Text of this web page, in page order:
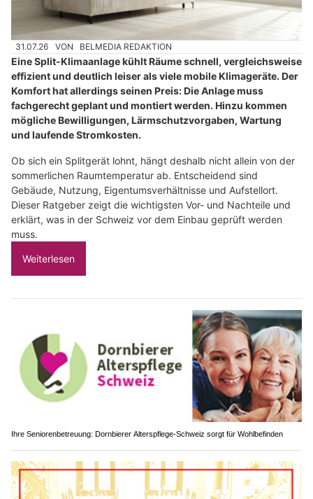
31.07.26 VON BELMEDIA REDAKTION
Eine Split-Klimaanlage kühlt Räume schnell, vergleichsweise
effizient und deutlich leiser als viele mobile Klimageräte. Der
Komfort hat allerdings seinen Preis: Die Anlage muss
fachgerecht geplant und montiert werden. Hinzu kommen
mögliche Bewilligungen, Lärmschutzvorgaben, Wartung
und laufende Stromkosten.
Ob sich ein Splitgerät lohnt, hängt deshalb nicht allein von der
sommerlichen Raumtemperatur ab. Entscheidend sind
Gebäude, Nutzung, Eigentumsverhältnisse und Aufstellort.
Dieser Ratgeber zeigt die wichtigsten Vor- und Nachteile und
erklärt, was in der Schweiz vor dem Einbau geprüft werden
muss.
Weiterlesen
Ihre Seniorenbetreuung: Dornbierer Alterspflege-Schweiz sorgt für Wohlbefinden